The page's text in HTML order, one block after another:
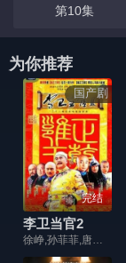
第10集
为你推荐
国产剧
完结
李卫当官2
徐峥,孙菲菲,唐国强,舒畅,王绘春,苗皓钧,杜志国,宗峰岩